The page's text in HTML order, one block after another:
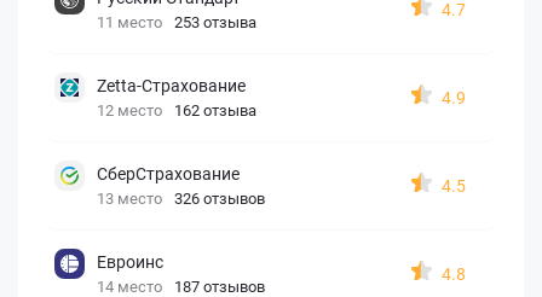
11 место 253 отзыва
4.7
Zetta-Страхование
12 место 162 отзыва
4.9
СберСтрахование
13 место 326 отзывов
4.5
Евроинс
14 место 187 отзывов
4.8